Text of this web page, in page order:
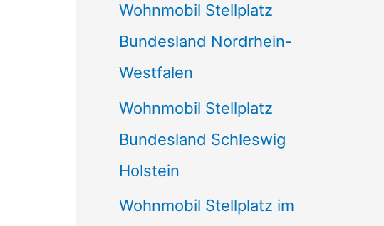
n
a
c
h
:
Wohnmobil Stellplatz
Bundesland Nordrhein-
Westfalen
Wohnmobil Stellplatz
Bundesland Schleswig
Holstein
Wohnmobil Stellplatz im